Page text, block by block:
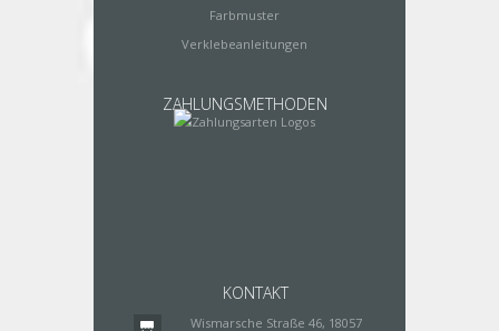
Farbmuster
Verklebeanleitungen
ZAHLUNGSMETHODEN
KONTAKT
Wismarsche Straße 46, 18057